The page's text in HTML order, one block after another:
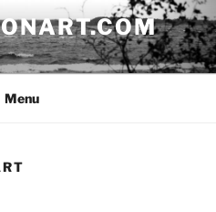
Menu